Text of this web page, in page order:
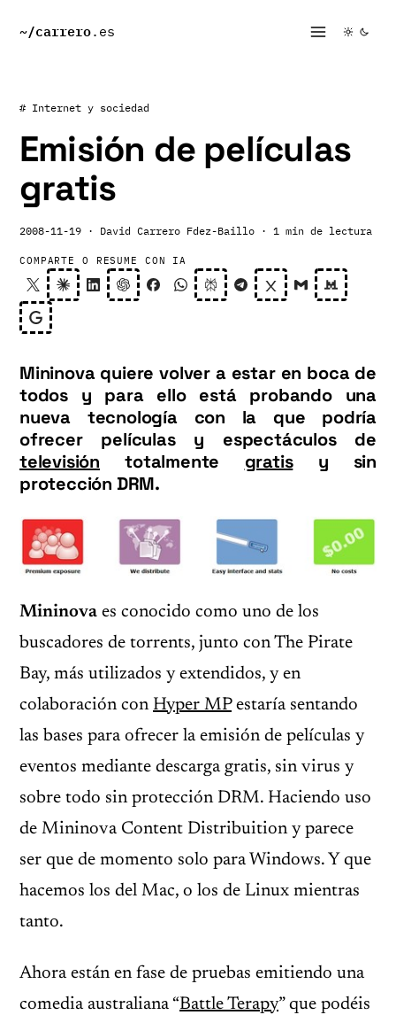
~/carrero.es
# Internet y sociedad
Emisión de películas
gratis
2008-11-19 · David Carrero Fdez-Baillo · 1 min de lectura
COMPARTE O RESUME CON IA
Mininova quiere volver a estar en boca de
todos y para ello está probando una
nueva tecnología con la que podría
ofrecer películas y espectáculos de
televisión totalmente gratisy sin
protección DRM.
Mininova es conocido como uno de los
buscadores de torrents, junto con The Pirate
Bay, más utilizados y extendidos, y en
colaboración con Hyper MPestaría sentando
las bases para ofrecer la emisión de películas y
eventos mediante descarga gratis, sin virus y
sobre todo sin protección DRM. Haciendo uso
de Mininova Content Distribuition y parece
ser que de momento solo para Windows. Y que
hacemos los del Mac, o los de Linux mientras
tanto.
Ahora están en fase de pruebas emitiendo una
comedia australiana “Battle Terapy” que podéis